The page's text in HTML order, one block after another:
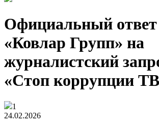
Официальный
«Ковлар Групп» на
журналистский
«Стоп коррупции
1
24.02.2026